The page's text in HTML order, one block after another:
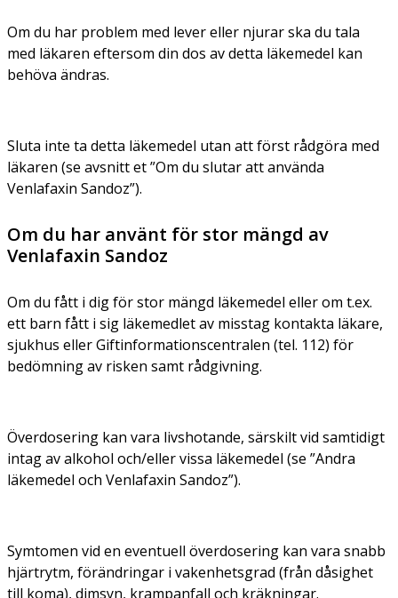
Om du har problem med lever eller njurar ska du tala
med läkaren eftersom din dos av detta läkemedel kan
behöva ändras.
Sluta inte ta detta läkemedel utan att först rådgöra med
läkaren (se avsnitt et ”Om du slutar att använda
Venlafaxin Sandoz”).
Om du har använt för stor mängd av
Venlafaxin Sandoz
Om du fått i dig för stor mängd läkemedel eller om t.ex.
ett barn fått i sig läkemedlet av misstag kontakta läkare,
sjukhus eller Giftinformationscentralen (tel. 112) för
bedömning av risken samt rådgivning.
Överdosering kan vara livshotande, särskilt vid samtidigt
intag av alkohol och/eller vissa läkemedel (se ”Andra
läkemedel och Venlafaxin Sandoz”).
Symtomen vid en eventuell överdosering kan vara snabb
hjärtrytm, förändringar i vakenhetsgrad (från dåsighet
till koma), dimsyn, krampanfall och kräkningar.